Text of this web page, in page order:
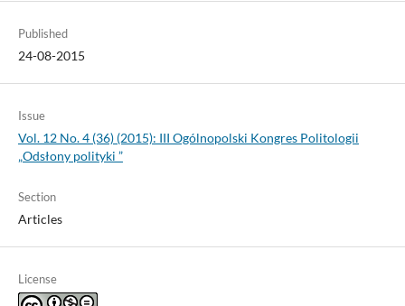
Published
24-08-2015
Issue
Vol. 12 No. 4 (36) (2015): III Ogólnopolski Kongres Politologii
„Odsłony polityki ”
Section
Articles
License